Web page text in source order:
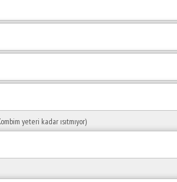
yeteri kadar ısıtmıyor)